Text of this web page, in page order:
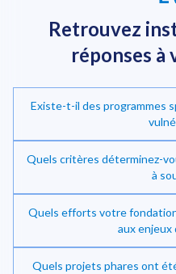
Investir dans la transition
Retrouvez
réponses à
Existe-t-il des programmes
Quels critères déterminez-
à
Quels efforts votre
aux enjeux
Quels projets phares ont